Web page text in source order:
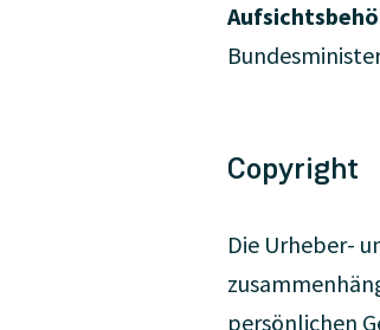
Copyright
Die Urheber-
persönlichen